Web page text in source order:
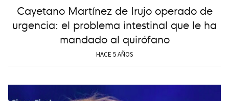
Cayetano Martínez de Irujo operado de
urgencia: el problema intestinal que le ha
mandado al quirófano
HACE 5 AÑOS